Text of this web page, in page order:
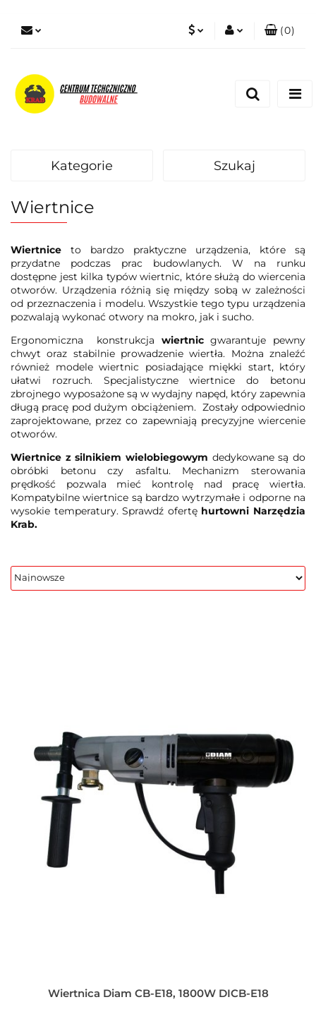
(0)
Kategorie Szukaj
Wiertnice
Wiertnice to bardzo praktyczne urządzenia, które są
przydatne podczas prac budowlanych. W na runku
dostępne jest kilka typów wiertnic, które służą do wiercenia
otworów. Urządzenia różnią się między sobą w zależności
od przeznaczenia i modelu. Wszystkie tego typu urządzenia
pozwalają wykonać otwory na mokro, jak i sucho.
Ergonomiczna konstrukcja wiertnicgwarantuje pewny
chwyt oraz stabilnie prowadzenie wiertła. Można znaleźć
również modele wiertnic posiadające miękki start, który
ułatwi rozruch. Specjalistyczne wiertnice do betonu
zbrojnego wyposażone są w wydajny napęd, który zapewnia
długą pracę pod dużym obciążeniem. Zostały odpowiednio
zaprojektowane, przez co zapewniają precyzyjne wiercenie
otworów.
Wiertnice z silnikiem wielobiegowym dedykowane są do
obróbki betonu czy asfaltu. Mechanizm sterowania
prędkość pozwala mieć kontrolę nad pracę wiertła.
Kompatybilne wiertnice są bardzo wytrzymałe i odporne na
wysokie temperatury. Sprawdź ofertę hurtowni Narzędzia
Krab.
Wiertnica Diam CB-E18, 1800W DICB-E18